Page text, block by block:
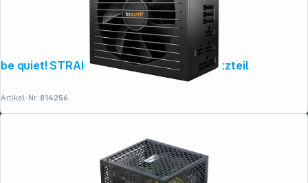
be quiet! STRAIGHT POWER 12 750W Netzteil
Artikel-Nr.:814256